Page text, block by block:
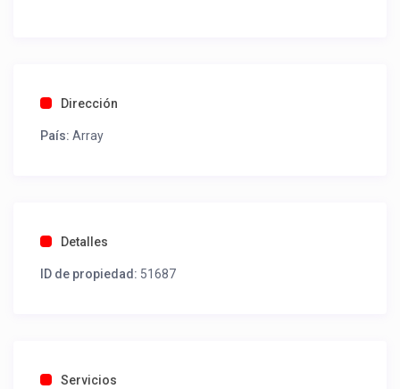
como un profesional sin COMISIONES ni ESTAFAS.
Tel contacto propiedad:
Dirección
País: Array
Detalles
ID de propiedad: 51687
Servicios